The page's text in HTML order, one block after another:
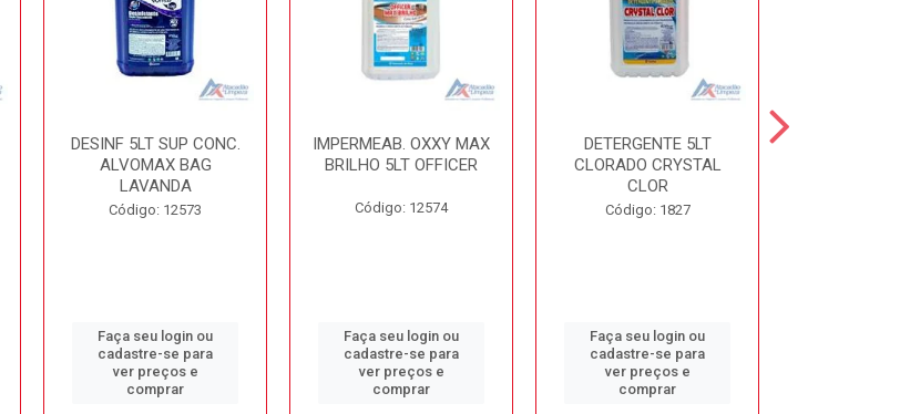
DESINF 5LT SUP CONC.
ALVOMAX BAG
LAVANDA
Código: 12573
Faça seu login ou
cadastre-se para
ver preços e
comprar
IMPERMEAB. OXXY MAX
BRILHO 5LT OFFICER
Código: 12574
Faça seu login ou
cadastre-se para
ver preços e
comprar
DETERGENTE 5LT
CLORADO CRYSTAL
CLOR
Código: 1827
Faça seu login ou
cadastre-se para
ver preços e
comprar